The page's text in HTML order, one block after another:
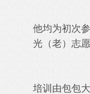
他均为初次
光（老）志
培训由包包